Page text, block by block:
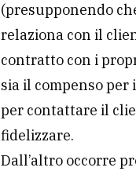
(presupponendo
relaziona con il
contratto con i
sia il compenso
per contattare il
fidelizzare.
Dall’altro occorre